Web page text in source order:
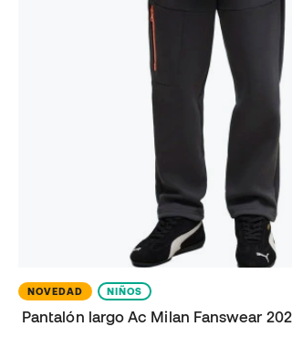
NOVEDAD NIÑOS
Pantalón largo Ac Milan Fanswear